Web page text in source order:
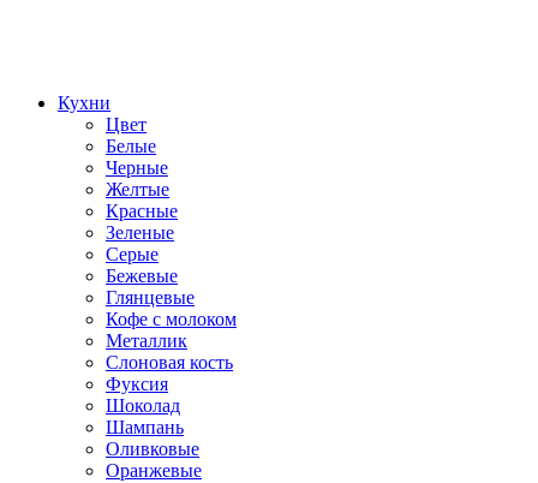
Кухни
Цвет
Белые
Черные
Желтые
Красные
Зеленые
Серые
Бежевые
Глянцевые
Кофе с молоком
Металлик
Слоновая кость
Фуксия
Шоколад
Шампань
Оливковые
Оранжевые